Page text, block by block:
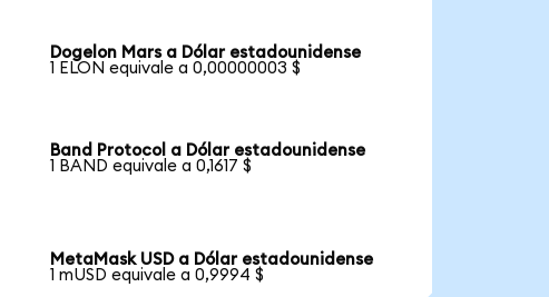
Dogelon Mars a Dólar estadounidense
1 ELON equivale a 0,00000003 $
Band Protocol a Dólar estadounidense
1 BAND equivale a 0,1617 $
MetaMask USD a Dólar estadounidense
1 mUSD equivale a 0,9994 $